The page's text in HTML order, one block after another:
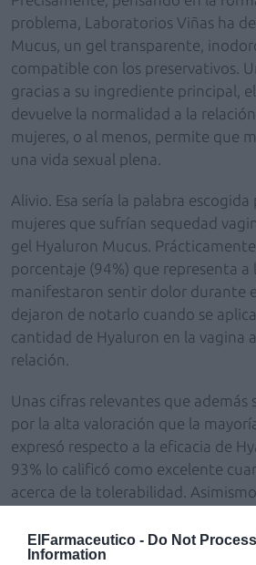
ElFarmaceutico - Do Not
Information
problema, Laboratorios Viñas ha
Mucus, un gel transparente,
compatible con los preservativos.
gracias a su ingrediente principal,
devuelve la normalidad a la
mujeres, o al menos, permite que
una vida sexual plena.
Alivio. Esa sería la palabra escogida
mujeres que sufrían sequedad
gel Hyaluron Mucus.
porcentaje (94%) que representa a
manifestaron sentir dolor durante
dejaron de notarlo cuando se
cantidad de Hyaluron en la vagina
relación.
Unas cifras relevantes que además
por la alta valoración que la
expresó respecto a la eficacia de
93% lo calificó como excelente
acerca de la tolerabilidad.
La explicación de estos excelentes